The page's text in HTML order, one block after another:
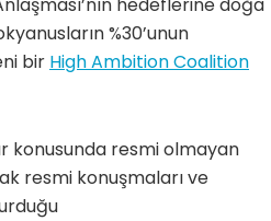
hedeflerine doğa
%30’unun
bir High Ambition Coalition
konusunda resmi olmayan
resmi konuşmaları ve